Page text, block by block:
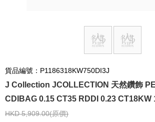
貨品編號：P1186318KW750DI3J
J Collection JCOLLECTION 天然鑽飾
CDIBAG 0.15 CT35 RDDI 0.23 CT18KW
HKD 5,909.00(原價)